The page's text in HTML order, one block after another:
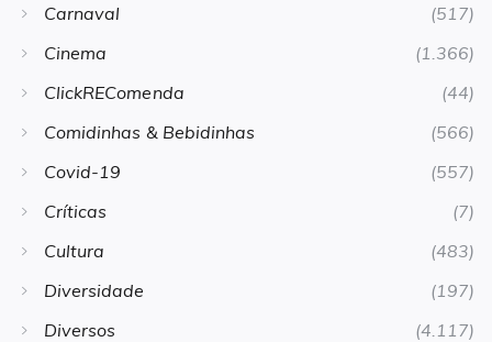
Carnaval
(517)
Cinema
(1.366)
ClickREComenda
(44)
Comidinhas & Bebidinhas
(566)
Covid-19
(557)
Críticas
(7)
Cultura
(483)
Diversidade
(197)
Diversos
(4.117)